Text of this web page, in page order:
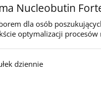
Nucleobutin
dla osób
optymalizacji
dziennie